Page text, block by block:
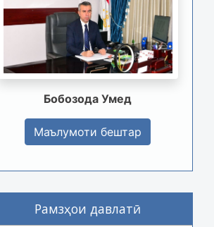
Бобозода Умед
Маълумоти бештар
Рамзҳои давлатӣ